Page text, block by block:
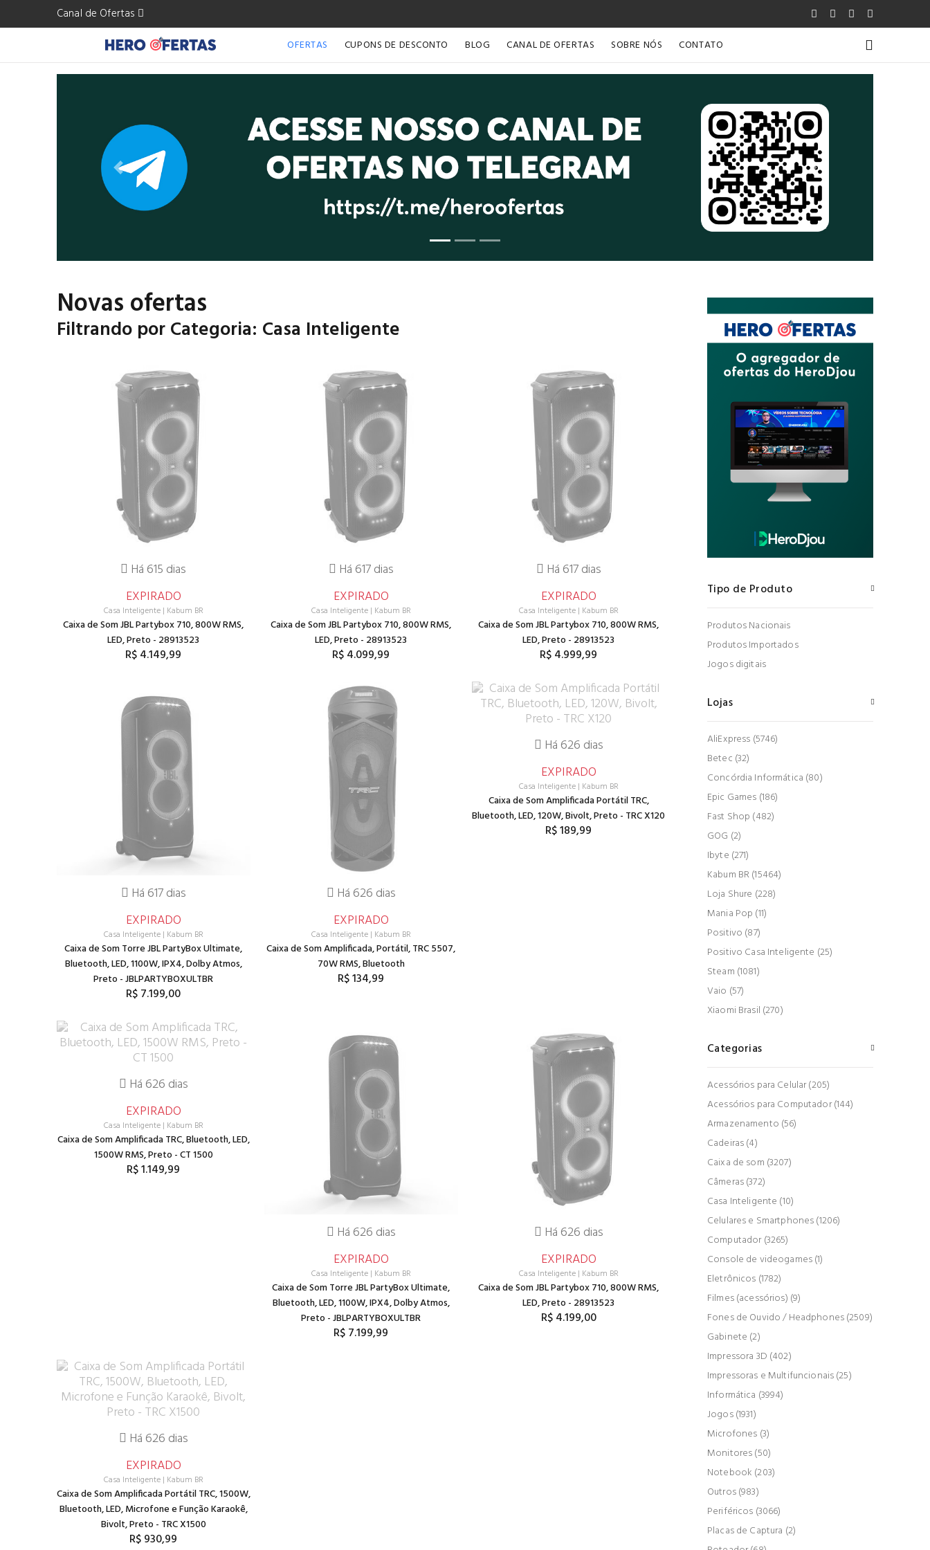
Canal de Ofertas
OFERTAS CUPONS DE DESCONTO BLOG CANAL DE OFERTAS SOBRE NÓS CONTATO
Anterior Próximo
Tipo de Produto
Produtos Nacionais
Produtos Importados
Jogos digitais
Lojas
AliExpress (5746)
Betec (32)
Concórdia Informática (80)
Epic Games (186)
Fast Shop (482)
GOG (2)
Ibyte (271)
Kabum BR (15464)
Loja Shure (228)
Mania Pop (11)
Positivo (87)
Positivo Casa Inteligente (25)
Steam (1081)
Vaio (57)
Xiaomi Brasil (270)
Categorias
Acessórios para Celular (205)
Acessórios para Computador (144)
Armazenamento (56)
Cadeiras (4)
Caixa de som (3207)
Câmeras (372)
Casa Inteligente (10)
Celulares e Smartphones (1206)
Computador (3265)
Console de videogames (1)
Eletrônicos (1782)
Filmes (acessórios) (9)
Fones de Ouvido / Headphones (2509)
Gabinete (2)
Impressora 3D (402)
Impressoras e Multifuncionais (25)
Informática (3994)
Jogos (1931)
Microfones (3)
Monitores (50)
Notebook (203)
Outros (983)
Periféricos (3066)
Placas de Captura (2)
Novas ofertas
Filtrando por Categoria: Casa Inteligente
Há 615 dias
EXPIRADO
Casa Inteligente| Kabum BR
Caixa de Som JBL Partybox 710, 800W RMS,
LED, Preto - 28913523
R$ 4.149,99
Há 617 dias
EXPIRADO
Casa Inteligente| Kabum BR
Caixa de Som JBL Partybox 710, 800W RMS,
LED, Preto - 28913523
R$ 4.099,99
Há 617 dias
EXPIRADO
Casa Inteligente| Kabum BR
Caixa de Som JBL Partybox 710, 800W RMS,
LED, Preto - 28913523
R$ 4.999,99
Há 617 dias
EXPIRADO
Casa Inteligente| Kabum BR
Caixa de Som Torre JBL PartyBox Ultimate,
Bluetooth, LED, 1100W, IPX4, Dolby Atmos,
Preto - JBLPARTYBOXULTBR
R$ 7.199,00
Há 626 dias
EXPIRADO
Casa Inteligente| Kabum BR
Caixa de Som Amplificada, Portátil, TRC 5507,
70W RMS, Bluetooth
R$ 134,99
Há 626 dias
EXPIRADO
Casa Inteligente| Kabum BR
Caixa de Som Amplificada Portátil TRC,
Bluetooth, LED, 120W, Bivolt, Preto - TRC X120
R$ 189,99
Há 626 dias
EXPIRADO
Casa Inteligente| Kabum BR
Caixa de Som Amplificada TRC, Bluetooth, LED,
1500W RMS, Preto - CT 1500
R$ 1.149,99
Há 626 dias
EXPIRADO
Casa Inteligente| Kabum BR
Caixa de Som Torre JBL PartyBox Ultimate,
Bluetooth, LED, 1100W, IPX4, Dolby Atmos,
Preto - JBLPARTYBOXULTBR
R$ 7.199,99
Há 626 dias
EXPIRADO
Casa Inteligente| Kabum BR
Caixa de Som JBL Partybox 710, 800W RMS,
LED, Preto - 28913523
R$ 4.199,00
Há 626 dias
EXPIRADO
Casa Inteligente| Kabum BR
Caixa de Som Amplificada Portátil TRC, 1500W,
Bluetooth, LED, Microfone e Função Karaokê,
Bivolt, Preto - TRC X1500
R$ 930,99